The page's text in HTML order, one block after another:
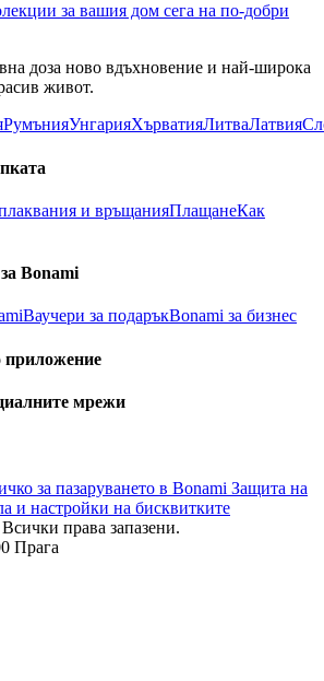
за вашия дом сега на по-добри
доза ново вдъхновение и най-широка
живот.
РумънияУнгарияХърватияЛитваЛатвия
и връщанияПлащанеКак
Bonami
Ваучери за подаръкBonami за бизнес
приложение
мрежи
за пазаруването в Bonami Защита на
и настройки на бисквитките
права запазени.
Прага